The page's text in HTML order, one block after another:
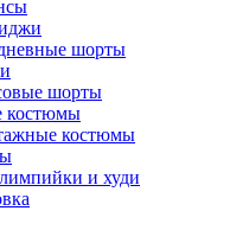
шорты
шорты
костюмы
костюмы
и худи